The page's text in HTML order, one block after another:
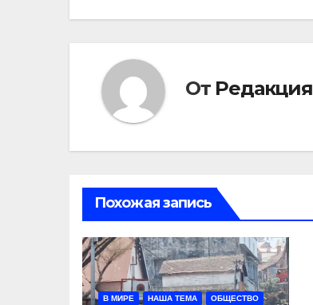
записям
От Редакция
Похожая запись
В МИРЕ НАША ТЕМА ОБЩЕСТВО